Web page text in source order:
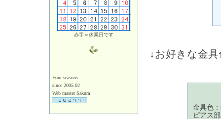
赤字＝休業日です
Four seasons
since 2005.02
Web master Sakura
↓お好きな金
金具色
ピアス